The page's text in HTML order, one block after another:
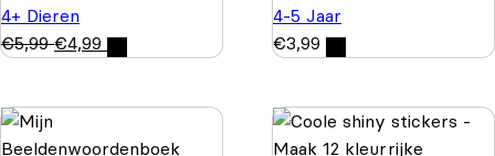
4+ Dieren
€5,99 €4,99
4-5 Jaar
€3,99